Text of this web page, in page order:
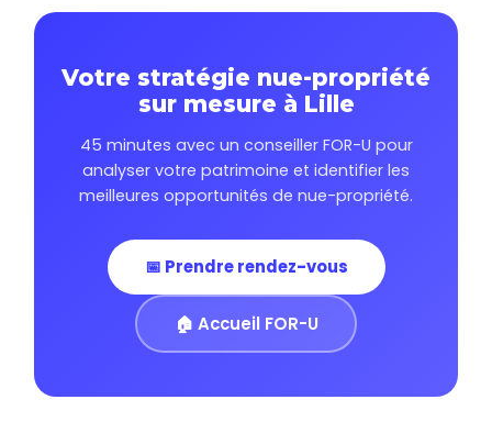
Votre stratégie nue-propriété
sur mesure à Lille
45 minutes avec un conseiller FOR-U pour
analyser votre patrimoine et identifier les
meilleures opportunités de nue-propriété.
📅 Prendre rendez-vous
🏠 Accueil FOR-U